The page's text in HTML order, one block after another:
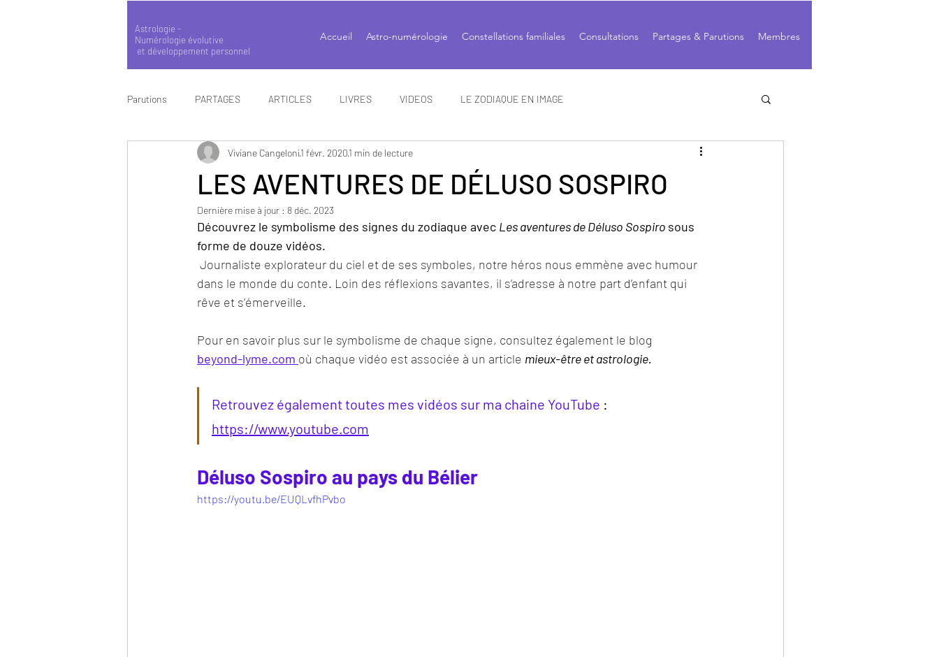
Astrologie -
Numérologie évolutive
et développement personnel
Accueil Astro-numérologie Constellations familiales Consultations Partages & Parutions Membres
Parutions PARTAGES ARTICLES LIVRES VIDEOS LE ZODIAQUE EN IMAGE
LES AVENTURES DE DÉLUSO SOSPIRO
Viviane Cangeloni1 févr. 20201 min de lecture
Dernière mise à jour : 8 déc. 2023
Découvrez le symbolisme des signes du zodiaque avec Les aventures de Déluso Sospiro sous
forme de douze vidéos.
dans le monde du conte. Loin des réflexions savantes, il s’adresse à notre part d’enfant qui
rêve et s’émerveille.
Pour en savoir plus sur le symbolisme de chaque signe, consultez également le blog
beyond-lyme.com où chaque vidéo est associée à un article mieux-être et astrologie.
Retrouvez également toutes mes vidéos sur ma chaine YouTube :
https://www.youtube.com
Déluso Sospiro au pays du Bélier
https://youtu.be/EUQLvfhPvbo